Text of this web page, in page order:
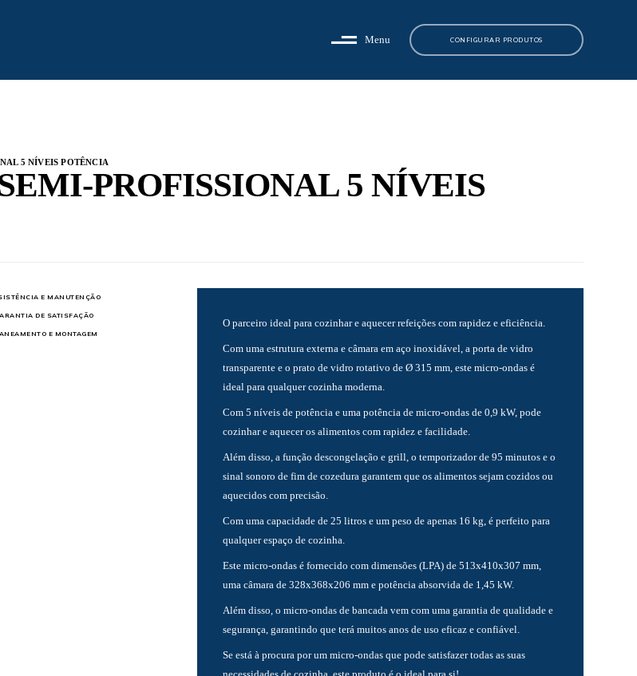
Menu CONFIGURAR PRODUTOS
5 NÍVEIS POTÊNCIA
PROFISSIONAL 5 NÍVEIS
E MANUTENÇÃO
DE SATISFAÇÃO
E MONTAGEM
O parceiro ideal para cozinhar e aquecer refeições com rapidez e eficiência.
Com uma estrutura externa e câmara em aço inoxidável, a porta de vidro
transparente e o prato de vidro rotativo de Ø 315 mm, este micro-ondas é
ideal para qualquer cozinha moderna.
Com 5 níveis de potência e uma potência de micro-ondas de 0,9 kW, pode
cozinhar e aquecer os alimentos com rapidez e facilidade.
Além disso, a função descongelação e grill, o temporizador de 95 minutos e o
sinal sonoro de fim de cozedura garantem que os alimentos sejam cozidos ou
aquecidos com precisão.
Com uma capacidade de 25 litros e um peso de apenas 16 kg, é perfeito para
qualquer espaço de cozinha.
Este micro-ondas é fornecido com dimensões (LPA) de 513x410x307 mm,
uma câmara de 328x368x206 mm e potência absorvida de 1,45 kW.
Além disso, o micro-ondas de bancada vem com uma garantia de qualidade e
segurança, garantindo que terá muitos anos de uso eficaz e confiável.
Se está à procura por um micro-ondas que pode satisfazer todas as suas